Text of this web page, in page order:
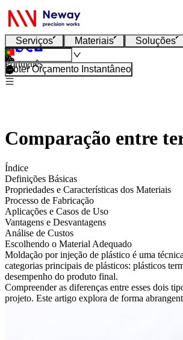
Serviços Materiais Soluções
Português
Obter Orçamento Instantâneo
Comparação entre
Índice
Definições Básicas
Propriedades e Características dos Materiais
Processo de Fabricação
Aplicações e Casos de Uso
Vantagens e Desvantagens
Análise de Custos
Escolhendo o Material Adequado
Moldação por injeção de plástico é uma
categorias principais de plásticos: plásticos
desempenho do produto final.
Compreender as diferenças entre esses dois
projeto. Este artigo explora de forma